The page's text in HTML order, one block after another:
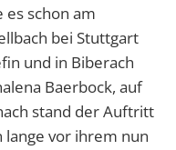
schon am
bei Stuttgart
und in Biberach
Baerbock, auf
stand der Auftritt
lange vor ihrem nun